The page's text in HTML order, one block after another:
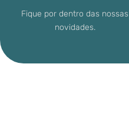
Fique por dentro das nossas
novidades.